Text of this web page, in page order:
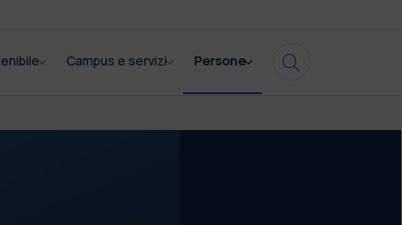
Campus e servizi Persone